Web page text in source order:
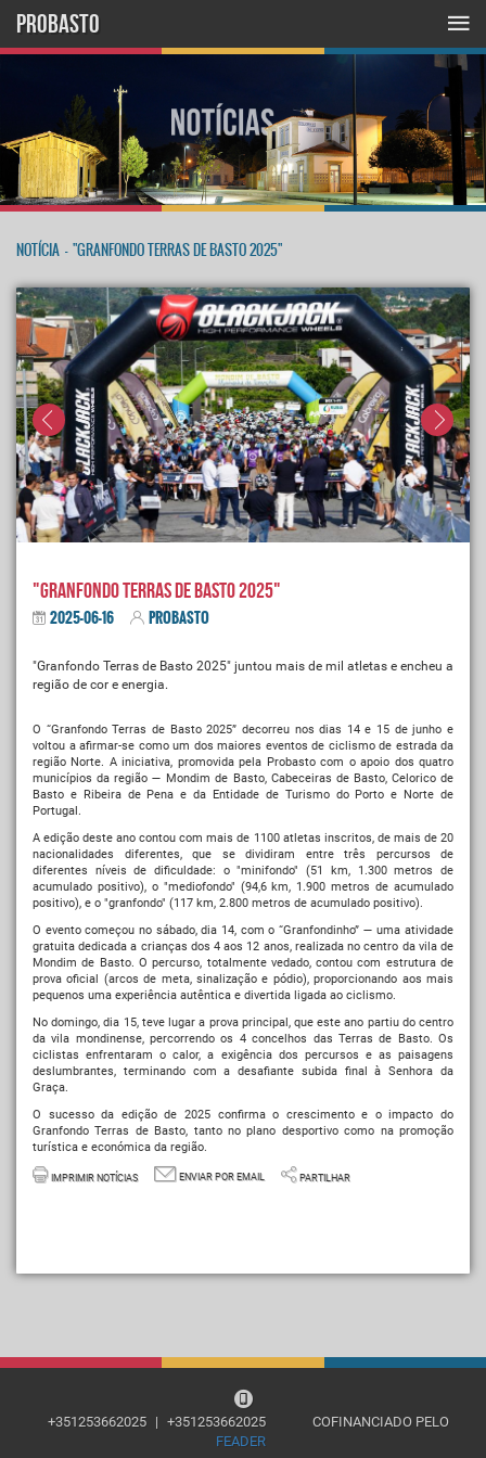
PROBASTO
NOTÍCIA - "GRANFONDO TERRAS DE BASTO 2025"
"Granfondo Terras de Basto 2025"
2025-06-16 PROBASTO
"Granfondo Terras de Basto 2025" juntou mais de mil atletas e encheu a
região de cor e energia.
O “Granfondo Terras de Basto 2025” decorreu nos dias 14 e 15 de junho e
voltou a afirmar-se como um dos maiores eventos de ciclismo de estrada da
região Norte. A iniciativa, promovida pela Probasto com o apoio dos quatro
municípios da região — Mondim de Basto, Cabeceiras de Basto, Celorico de
Basto e Ribeira de Pena e da Entidade de Turismo do Porto e Norte de
Portugal.
A edição deste ano contou com mais de 1100 atletas inscritos, de mais de 20
nacionalidades diferentes, que se dividiram entre três percursos de
diferentes níveis de dificuldade: o "minifondo" (51 km, 1.300 metros de
acumulado positivo), o "mediofondo" (94,6 km, 1.900 metros de acumulado
positivo), e o "granfondo" (117 km, 2.800 metros de acumulado positivo).
O evento começou no sábado, dia 14, com o “Granfondinho” — uma atividade
gratuita dedicada a crianças dos 4 aos 12 anos, realizada no centro da vila de
Mondim de Basto. O percurso, totalmente vedado, contou com estrutura de
prova oficial (arcos de meta, sinalização e pódio), proporcionando aos mais
pequenos uma experiência autêntica e divertida ligada ao ciclismo.
No domingo, dia 15, teve lugar a prova principal, que este ano partiu do centro
da vila mondinense, percorrendo os 4 concelhos das Terras de Basto. Os
ciclistas enfrentaram o calor, a exigência dos percursos e as paisagens
deslumbrantes, terminando com a desafiante subida final à Senhora da
Graça.
O sucesso da edição de 2025 confirma o crescimento e o impacto do
Granfondo Terras de Basto, tanto no plano desportivo como na promoção
turística e económica da região.
IMPRIMIR NOTÍCIAS ENVIAR POR EMAIL PARTILHAR
+351253662025 | +351253662025
COFINANCIADO PELO
FEADER